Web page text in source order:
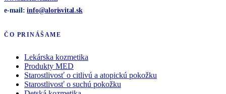
e-mail:info@alorisvital.sk
ČO PRINÁŠAME
Lekárska kozmetika
Produkty MED
Starostlivosť o citlivú a atopickú pokožku
Starostlivosť o suchú pokožku